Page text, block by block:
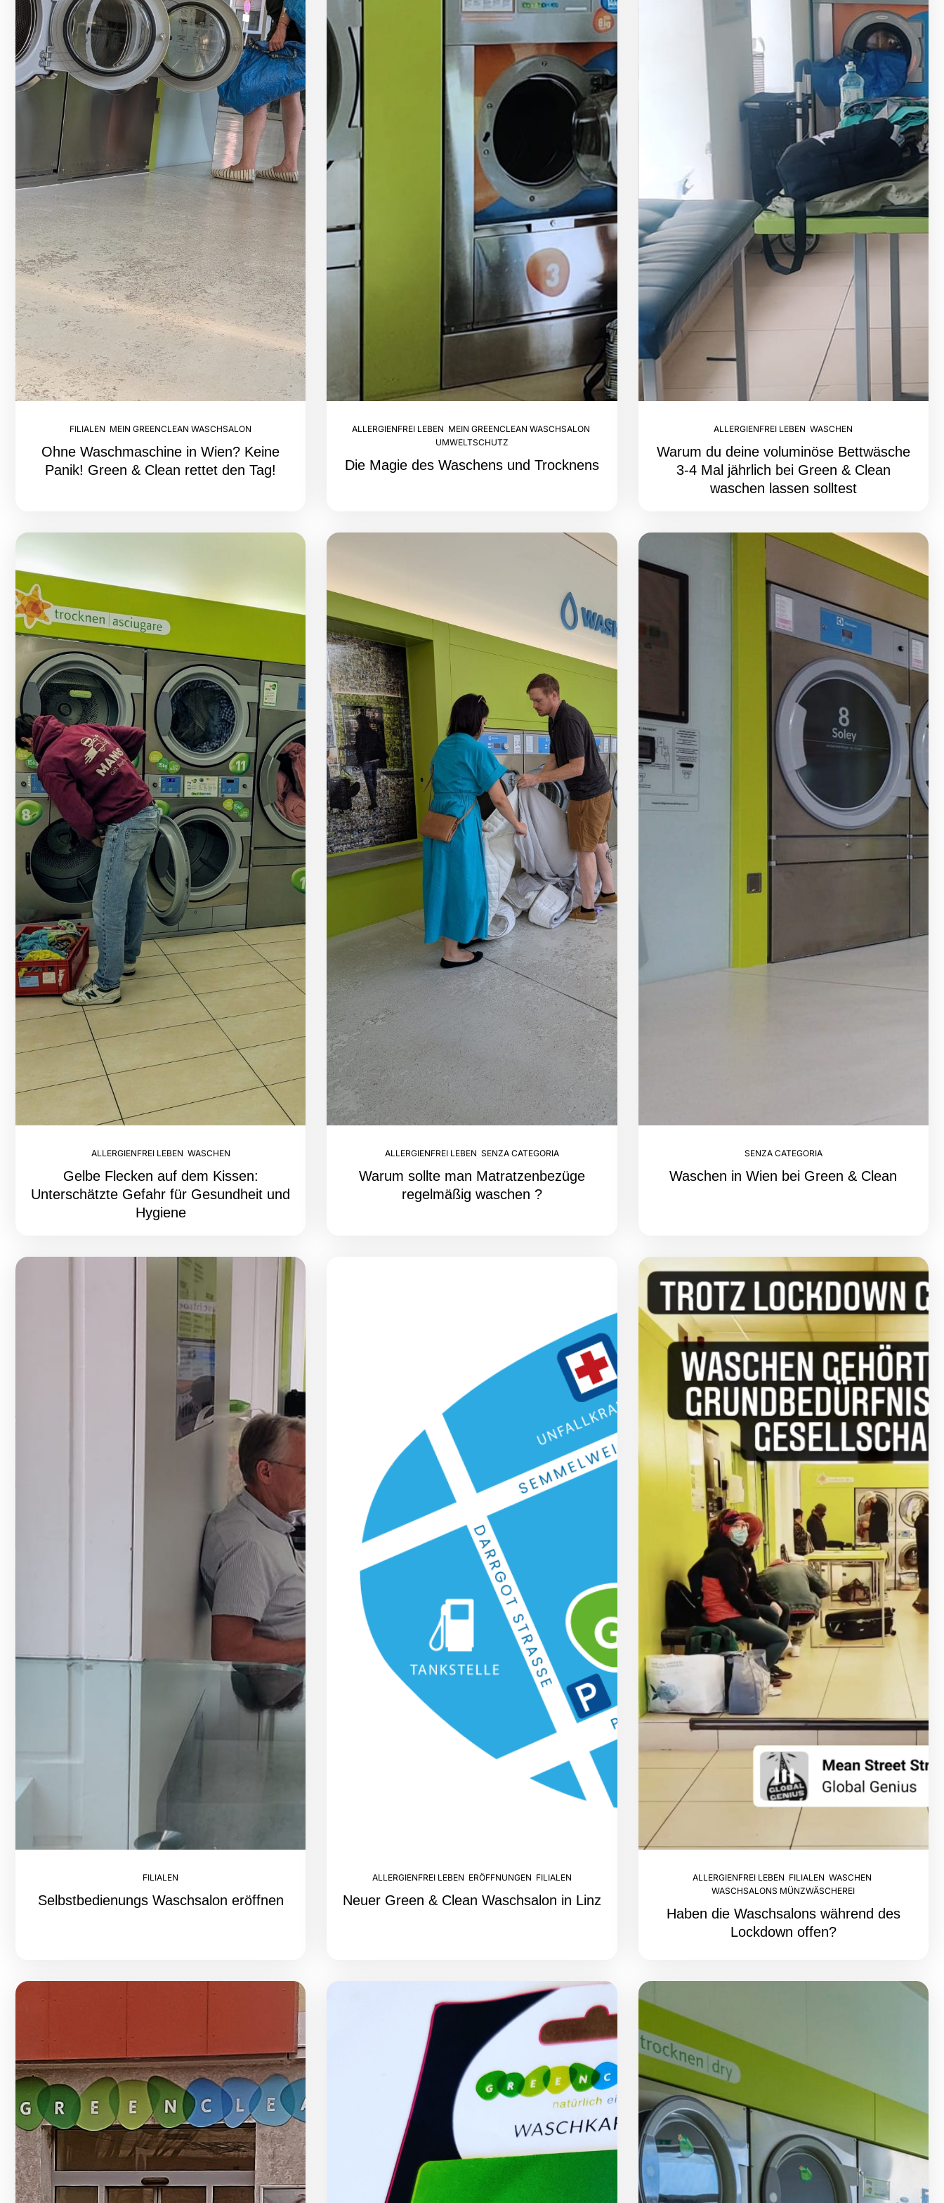
FILIALEN MEIN GREENCLEAN WASCHSALON
Ohne Waschmaschine in Wien? Keine
Panik! Green & Clean rettet den Tag!
ALLERGIENFREI LEBEN MEIN GREENCLEAN WASCHSALON
UMWELTSCHUTZ
Die Magie des Waschens und Trocknens
ALLERGIENFREI LEBEN ,WASCHEN
Warum du deine voluminöse Bettwäsche
3-4 Mal jährlich bei Green & Clean
waschen lassen solltest
ALLERGIENFREI LEBEN WASCHEN
Gelbe Flecken auf dem Kissen:
Unterschätzte Gefahr für Gesundheit und
Hygiene
ALLERGIENFREI LEBEN SENZA CATEGORIA
Warum sollte man Matratzenbezüge
regelmäßig waschen ?
SENZA CATEGORIA
Waschen in Wien bei Green & Clean
FILIALEN
Selbstbedienungs Waschsalon eröffnen
ALLERGIENFREI LEBEN ERÖFFNUNGEN FILIALEN
Neuer Green & Clean Waschsalon in Linz
ALLERGIENFREI LEBEN FILIALEN ,WASCHEN
WASCHSALONS MÜNZWÄSCHEREI
Haben die Waschsalons während des
Lockdown offen?